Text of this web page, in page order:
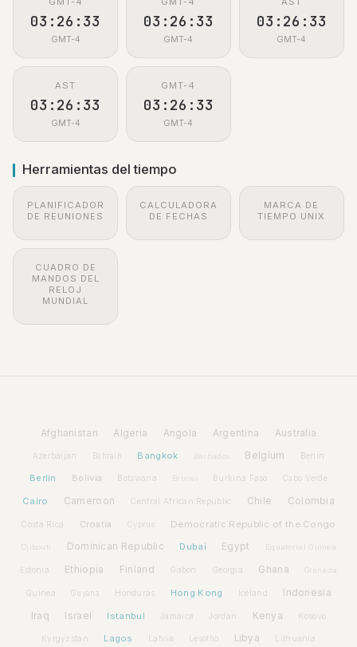
03:26:33
GMT-4
03:26:33
GMT-4
03:26:33
GMT-4
AST
03:26:33
GMT-4
GMT-4
03:26:33
GMT-4
Herramientas del tiempo
PLANIFICADOR
DE REUNIONES
CALCULADORA
DE FECHAS
MARCA DE
TIEMPO UNIX
CUADRO DE
MANDOS DEL
RELOJ
MUNDIAL
Afghanistan Algeria Angola Argentina Australia
Azerbaijan Bahrain Bangkok Barbados Belgium Benin
Berlin Bolivia Botswana Brunei Burkina Faso Cabo Verde
Cairo Cameroon Central African Republic Chile Colombia
Costa Rica Croatia Cyprus Democratic Republic of the Congo
Djibouti Dominican Republic Dubai Egypt Equatorial Guinea
Estonia Ethiopia Finland Gabon Georgia Ghana Grenada
Guinea Guyana Honduras Hong Kong Iceland Indonesia
Iraq Israel Istanbul Jamaica Jordan Kenya Kosovo
Kyrgyzstan Lagos Latvia Lesotho Libya Lithuania